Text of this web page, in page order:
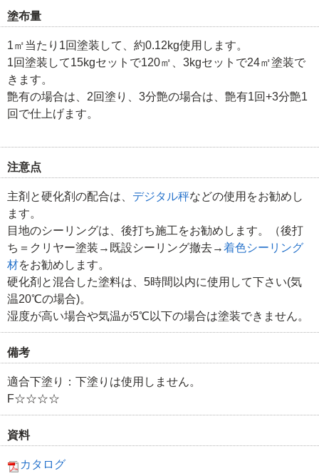
塗布量
1㎡当たり1回塗装して、約0.12kg使用します。
1回塗装して15kgセットで120㎡、3kgセットで24㎡塗装で
きます。
艶有の場合は、2回塗り、3分艶の場合は、艶有1回+3分艶1
回で仕上げます。
注意点
主剤と硬化剤の配合は、 デジタル秤などの使用をお勧めし
ます。
目地のシーリングは、後打ち施工をお勧めします。（後打
ち＝クリヤー塗装→既設シーリング撤去→着色シーリング
材をお勧めします。
硬化剤と混合した塗料は、5時間以内に使用して下さい(気
温20℃の場合)。
湿度が高い場合や気温が5℃以下の場合は塗装できません。
備考
適合下塗り：下塗りは使用しません。
F☆☆☆☆
資料
カタログ